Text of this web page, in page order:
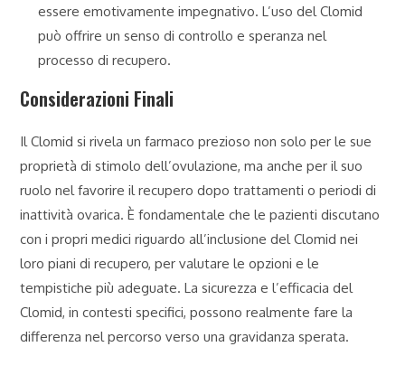
essere emotivamente impegnativo. L’uso del Clomid
può offrire un senso di controllo e speranza nel
processo di recupero.
Considerazioni Finali
Il Clomid si rivela un farmaco prezioso non solo per le sue
proprietà di stimolo dell’ovulazione, ma anche per il suo
ruolo nel favorire il recupero dopo trattamenti o periodi di
inattività ovarica. È fondamentale che le pazienti discutano
con i propri medici riguardo all’inclusione del Clomid nei
loro piani di recupero, per valutare le opzioni e le
tempistiche più adeguate. La sicurezza e l’efficacia del
Clomid, in contesti specifici, possono realmente fare la
differenza nel percorso verso una gravidanza sperata.